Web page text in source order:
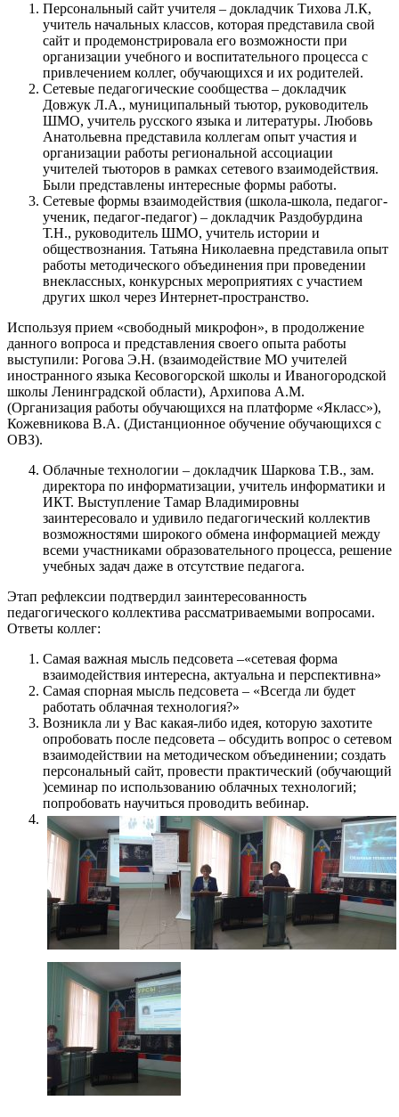
Персональный сайт учителя – докладчик Тихова Л.К,
учитель начальных классов, которая представила свой
сайт и продемонстрировала его возможности при
организации учебного и воспитательного процесса с
привлечением коллег, обучающихся и их родителей.
Сетевые педагогические сообщества – докладчик
Довжук Л.А., муниципальный тьютор, руководитель
ШМО, учитель русского языка и литературы. Любовь
Анатольевна представила коллегам опыт участия и
организации работы региональной ассоциации
учителей тьюторов в рамках сетевого взаимодействия.
Были представлены интересные формы работы.
Сетевые формы взаимодействия (школа-школа, педагог-
ученик, педагог-педагог) – докладчик Раздобурдина
Т.Н., руководитель ШМО, учитель истории и
обществознания. Татьяна Николаевна представила опыт
работы методического объединения при проведении
внеклассных, конкурсных мероприятиях с участием
других школ через Интернет-пространство.
Используя прием «свободный микрофон», в продолжение
данного вопроса и представления своего опыта работы
выступили: Рогова Э.Н. (взаимодействие МО учителей
иностранного языка Кесовогорской школы и Иваногородской
школы Ленинградской области), Архипова А.М.
(Организация работы обучающихся на платформе «Якласс»),
Кожевникова В.А. (Дистанционное обучение обучающихся с
ОВЗ).
Облачные технологии – докладчик Шаркова Т.В., зам.
директора по информатизации, учитель информатики и
ИКТ. Выступление Тамар Владимировны
заинтересовало и удивило педагогический коллектив
возможностями широкого обмена информацией между
всеми участниками образовательного процесса, решение
учебных задач даже в отсутствие педагога.
Этап рефлексии подтвердил заинтересованность
педагогического коллектива рассматриваемыми вопросами.
Ответы коллег:
Самая важная мысль педсовета –«сетевая форма
взаимодействия интересна, актуальна и перспективна»
Самая спорная мысль педсовета – «Всегда ли будет
работать облачная технология?»
Возникла ли у Вас какая-либо идея, которую захотите
опробовать после педсовета – обсудить вопрос о сетевом
взаимодействии на методическом объединении; создать
персональный сайт, провести практический (обучающий
)семинар по использованию облачных технологий;
попробовать научиться проводить вебинар.